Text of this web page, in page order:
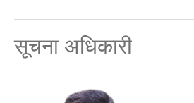
सूचना अधिकारी